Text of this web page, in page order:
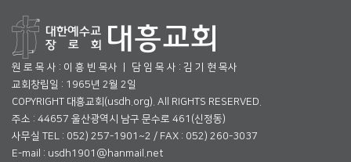
원 로 목 사 : 이 흥 빈 목사 ㅣ 담 임 목 사 : 김 기 현 목사
교회창립일 : 1965년 2월 2일
COPYRIGHT 대흥교회(usdh.org). All RIGHTS RESERVED.
주소 : 44657 울산광역시 남구 문수로 461(신정동)
사무실 TEL : 052) 257-1901~2 / FAX : 052) 260-3037
E-mail : usdh1901@hanmail.net